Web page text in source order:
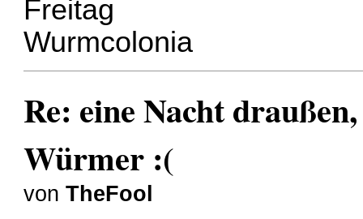
Freitag
Wurmcolonia
Re: eine Nacht
Würmer :(
vonTheFool